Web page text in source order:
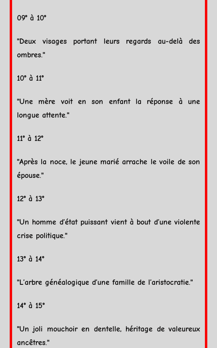
09° à 10°
"Deux visages portant leurs regards au-delà des
ombres."
10° à 11°
"Une mère voit en son enfant la réponse à une
longue attente."
11° à 12°
"Après la noce, le jeune marié arrache le voile de son
épouse."
12° à 13°
"Un homme d’état puissant vient à bout d’une violente
crise politique."
13° à 14°
"L’arbre généalogique d’une famille de l’aristocratie."
14° à 15°
"Un joli mouchoir en dentelle, héritage de valeureux
ancêtres."